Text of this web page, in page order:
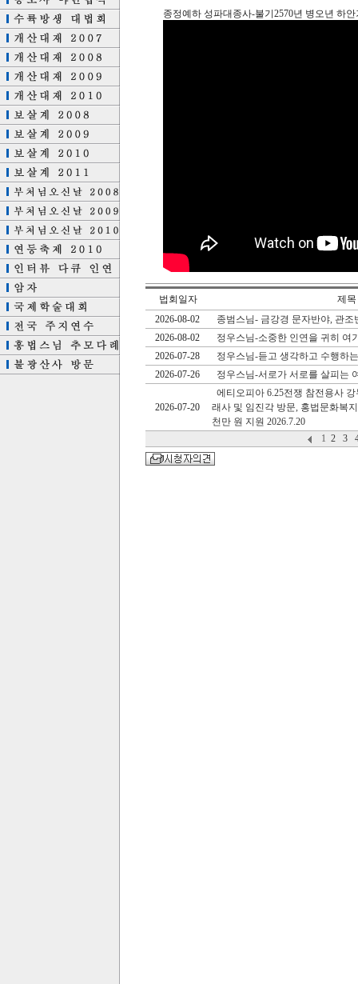
종정예하 성파대종사-불기2570년 병오년 하안
법회일자
제목
2026-08-02
종범스님- 금강경 문자반야, 관조
2026-08-02
정우스님-소중한 인연을 귀히 여
2026-07-28
정우스님-듣고 생각하고 수행하
2026-07-26
정우스님-서로가 서로를 살피는
2026-07-20
에티오피아 6.25전쟁 참전용사
래사 및 임진각 방문, 홍법문화복
천만 원 지원 2026.7.20
1 2 3